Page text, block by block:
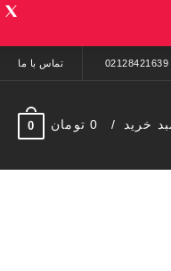
02128421639 تماس با ما
خرید 0 تومان 0